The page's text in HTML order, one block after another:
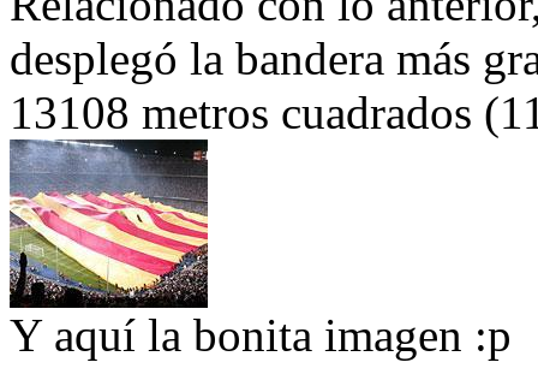
desplegó la bandera más
13108 metros cuadrados
Y aquí la bonita imagen :p